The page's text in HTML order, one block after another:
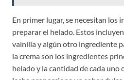
En primer lugar, se necesitan los
preparar el helado. Estos incluyen
vainilla y algún otro ingrediente
la crema son los ingredientes
helado y la cantidad de cada uno